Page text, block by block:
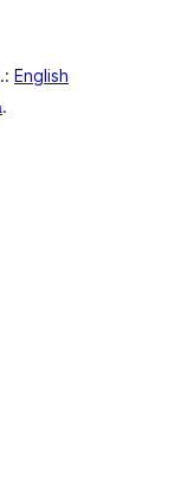
English
.